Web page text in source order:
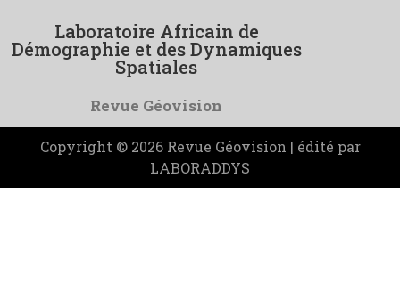
Laboratoire Africain de
Démographie et des Dynamiques
Spatiales
Revue Géovision
Copyright © 2026 Revue Géovision | édité par
LABORADDYS